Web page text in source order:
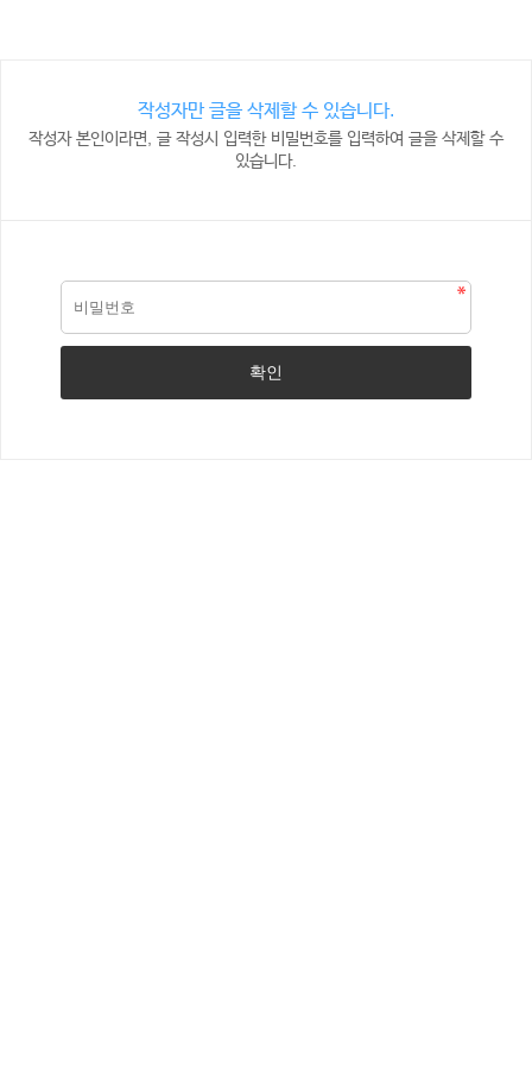
작성자만 글을 삭제할 수 있습니다.
작성자 본인이라면, 글 작성시 입력한 비밀번호를 입력하여 글을 삭제할 수
있습니다.